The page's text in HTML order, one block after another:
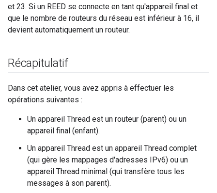
et 23. Si un REED se connecte en tant qu'appareil final et
que le nombre de routeurs du réseau est inférieur à 16, il
devient automatiquement un routeur.
Récapitulatif
Dans cet atelier, vous avez appris à effectuer les
opérations suivantes :
Un appareil Thread est un routeur (parent) ou un
appareil final (enfant).
Un appareil Thread est un appareil Thread complet
(qui gère les mappages d'adresses IPv6) ou un
appareil Thread minimal (qui transfère tous les
messages à son parent).